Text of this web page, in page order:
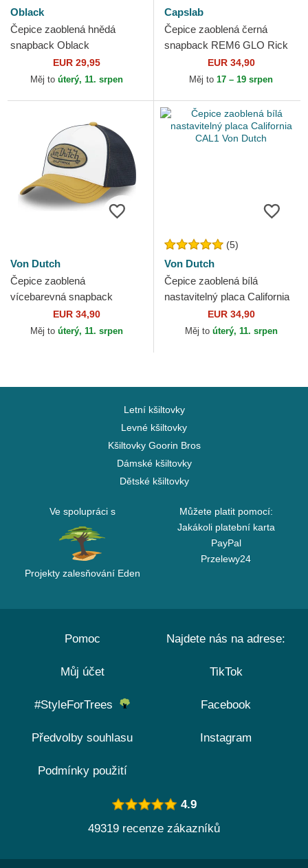
Oblack
Čepice zaoblená hnědá
snapback Oblack
EUR 29,95
Měj to úterý, 11. srpen
Capslab
Čepice zaoblená černá
snapback REM6 GLO Rick
Sanchez Rick a Morty
Capslab
EUR 34,90
Měj to 17 – 19 srpen
Von Dutch
Čepice zaoblená
vícebarevná snapback
TERRY04 Von Dutch
EUR 34,90
Měj to úterý, 11. srpen
(5)
Von Dutch
Čepice zaoblená bílá
nastavitelný placa California
CAL1 Von Dutch
EUR 34,90
Měj to úterý, 11. srpen
Letní kšiltovky
Levné kšiltovky
Kšiltovky Goorin Bros
Dámské kšiltovky
Dětské kšiltovky
Ve spolupráci s
Projekty zalesňování Eden
Můžete platit pomocí:
Jakákoli platební karta
PayPal
Przelewy24
Pomoc
Můj účet
#StyleForTrees
Předvolby souhlasu
Podmínky použití
Najdete nás na adrese:
TikTok
Facebook
Instagram
4.9
49319 recenze zákazníků